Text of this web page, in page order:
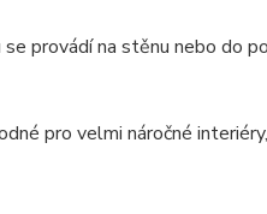
provádí na stěnu nebo do
pro velmi náročné